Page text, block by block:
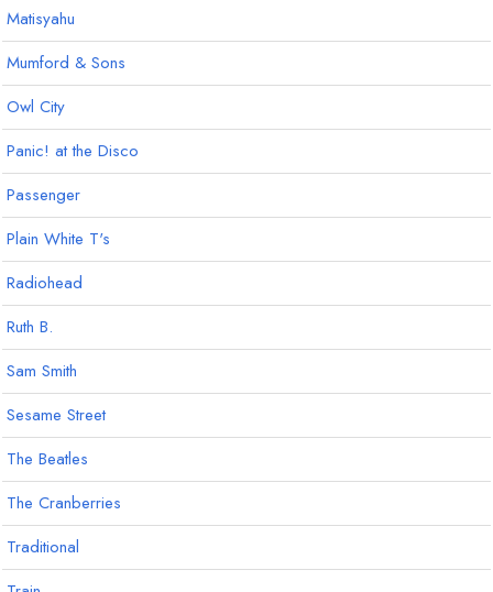
Matisyahu
Mumford & Sons
Owl City
Panic! at the Disco
Passenger
Plain White T's
Radiohead
Ruth B.
Sam Smith
Sesame Street
The Beatles
The Cranberries
Traditional